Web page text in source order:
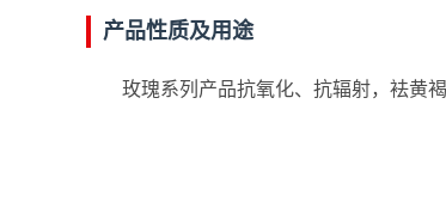
产品性质及用途
玫瑰系列产品抗氧化、抗辐射，袪黄